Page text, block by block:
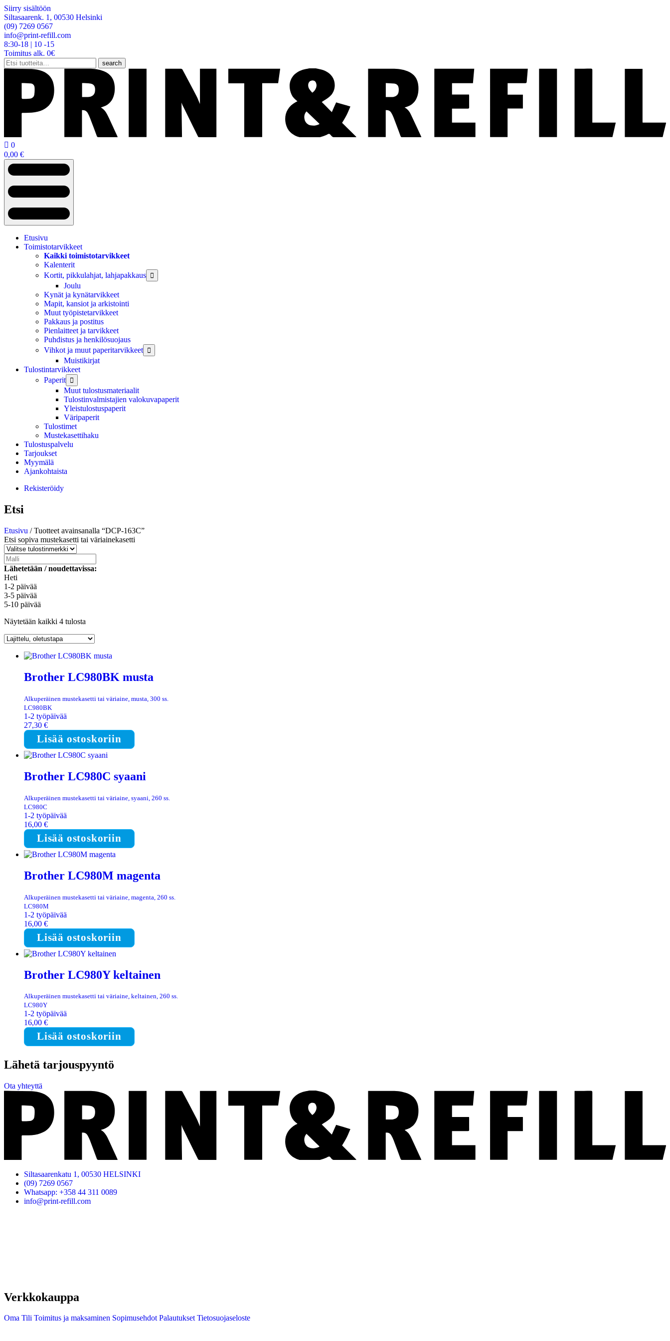
Siirry sisältöön
Siltasaarenk. 1, 00530 Helsinki
(09) 7269 0567
info@print-refill.com
8:30-18 | 10 -15
Toimitus alk. 0€
Etsi:
search
 0
0,00 €
Etusivu
Toimistotarvikkeet
Kaikki toimistotarvikkeet
Kalenterit
Kortit, pikkulahjat, lahjapakkaus

Joulu
Kynät ja kynätarvikkeet
Mapit, kansiot ja arkistointi
Muut työpistetarvikkeet
Pakkaus ja postitus
Pienlaitteet ja tarvikkeet
Puhdistus ja henkilösuojaus
Vihkot ja muut paperitarvikkeet

Muistikirjat
Tulostintarvikkeet
Paperit

Muut tulostusmateriaalit
Tulostinvalmistajien valokuvapaperit
Yleistulostuspaperit
Väripaperit
Tulostimet
Mustekasettihaku
Tulostuspalvelu
Tarjoukset
Myymälä
Ajankohtaista
Rekisteröidy
Etsi
Etusivu / Tuotteet avainsanalla “DCP-163C”
Etsi sopiva mustekasetti tai väriainekasetti
Lähetetään / noudettavissa:
Heti
1-2 päivää
3-5 päivää
5-10 päivää
Näytetään kaikki 4 tulosta
Brother LC980BK musta
Alkuperäinen mustekasetti tai väriaine, musta, 300 ss.
LC980BK
1-2 työpäivää
27,30 €
Lisää ostoskoriin
Brother LC980C syaani
Alkuperäinen mustekasetti tai väriaine, syaani, 260 ss.
LC980C
1-2 työpäivää
16,00 €
Lisää ostoskoriin
Brother LC980M magenta
Alkuperäinen mustekasetti tai väriaine, magenta, 260 ss.
LC980M
1-2 työpäivää
16,00 €
Lisää ostoskoriin
Brother LC980Y keltainen
Alkuperäinen mustekasetti tai väriaine, keltainen, 260 ss.
LC980Y
1-2 työpäivää
16,00 €
Lisää ostoskoriin
Lähetä tarjouspyyntö
Ota yhteyttä
Siltasaarenkatu 1, 00530 HELSINKI
(09) 7269 0567
Whatsapp: +358 44 311 0089
info@print-refill.com
Verkkokauppa
Oma Tili Toimitus ja maksaminen SopimusehdotPalautuksetTietosuojaseloste